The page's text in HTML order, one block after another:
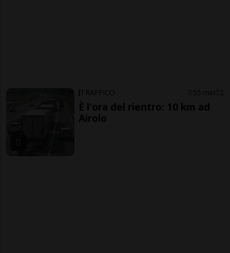
TRAFFICO 55 min 2
È l'ora del rientro: 10 km ad
Airolo